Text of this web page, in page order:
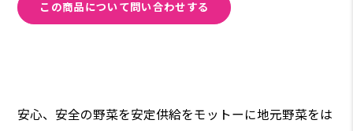
この商品について問い合わせする
安心、安全の野菜を安定供給をモットーに地元野菜をは